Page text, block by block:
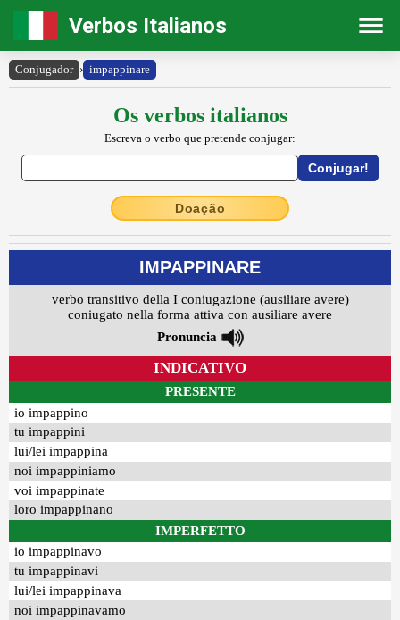
Verbos Italianos
Conjugador › impappinare
Os verbos italianos
Escreva o verbo que pretende conjugar:
Doação
IMPAPPINARE
verbo transitivo della I coniugazione (ausiliare avere)
coniugato nella forma attiva con ausiliare avere
Pronuncia
INDICATIVO
PRESENTE
io impappino
tu impappini
lui/lei impappina
noi impappiniamo
voi impappinate
loro impappinano
IMPERFETTO
io impappinavo
tu impappinavi
lui/lei impappinava
noi impappinavamo